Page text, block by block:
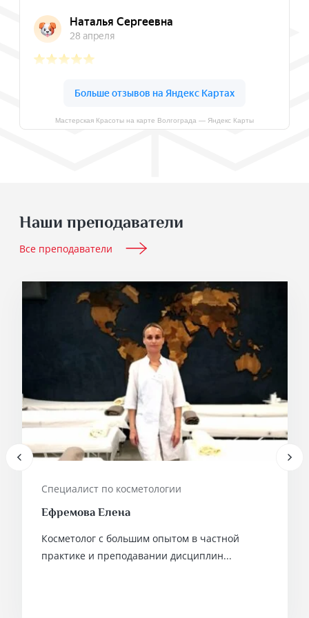
Мастерская Красоты на карте Волгограда — Яндекс Карты
Наши преподаватели
Все преподаватели
Специалист по косметологии
Ефремова Елена
Косметолог с большим опытом в частной
практике и преподавании дисциплин...